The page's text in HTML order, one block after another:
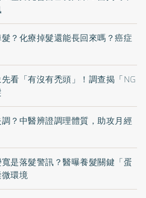
？化療掉髮還能長回來嗎？癌症
看「有沒有禿頭」！調查揭「NG
？中醫辨證調理體質，助攻月經
是落髮警訊？醫曝養髮關鍵「蛋
環境